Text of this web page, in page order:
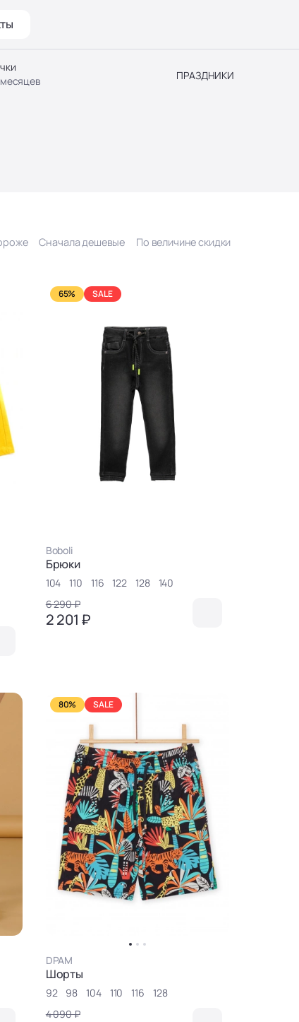
ПРАЗДНИКИ
Сначала дешевые
По величине скидки
65% SALE
Boboli
Брюки
104 110 116 122 128
140
6 290 ₽
2 201 ₽
80% SALE
DPAM
Шорты
92 98 104 110 116
128
4 090 ₽